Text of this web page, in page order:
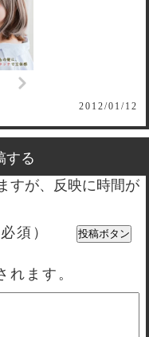
2012/01/12
する
すが、反映に時間が
須）
れます。